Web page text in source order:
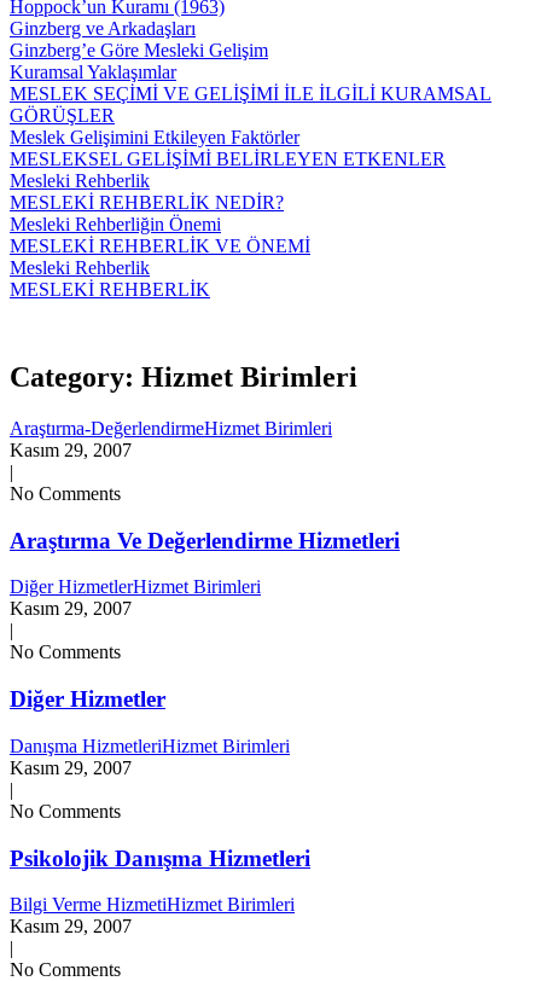
Hoppock’un Kuramı (1963)
Ginzberg ve Arkadaşları
Ginzberg’e Göre Mesleki Gelişim
Kuramsal Yaklaşımlar
MESLEK SEÇİMİ VE GELİŞİMİ İLE İLGİLİ KURAMSAL
GÖRÜŞLER
Meslek Gelişimini Etkileyen Faktörler
MESLEKSEL GELİŞİMİ BELİRLEYEN ETKENLER
Mesleki Rehberlik
MESLEKİ REHBERLİK NEDİR?
Mesleki Rehberliğin Önemi
MESLEKİ REHBERLİK VE ÖNEMİ
Mesleki Rehberlik
MESLEKİ REHBERLİK
Category: Hizmet Birimleri
Araştırma-DeğerlendirmeHizmet Birimleri
Kasım 29, 2007
|
No Comments
Araştırma Ve Değerlendirme Hizmetleri
Diğer HizmetlerHizmet Birimleri
Kasım 29, 2007
|
No Comments
Diğer Hizmetler
Danışma HizmetleriHizmet Birimleri
Kasım 29, 2007
|
No Comments
Psikolojik Danışma Hizmetleri
Bilgi Verme HizmetiHizmet Birimleri
Kasım 29, 2007
|
No Comments